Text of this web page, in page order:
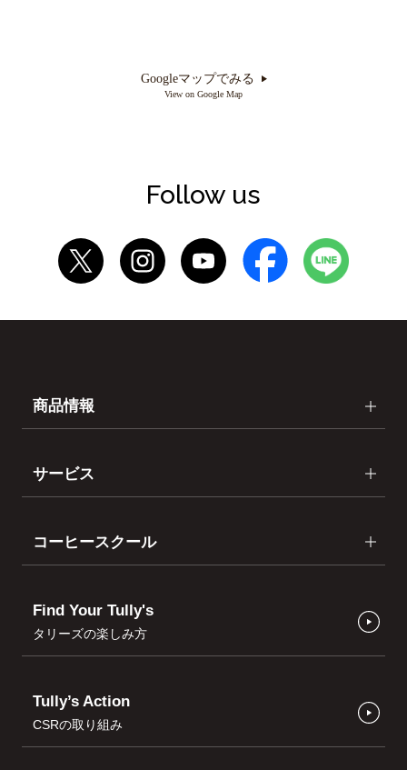
Googleマップでみる
View on Google Map
Follow us
商品情報
サービス
コーヒースクール
Find Your Tully's
タリーズの楽しみ方
Tully’s Action
CSRの取り組み